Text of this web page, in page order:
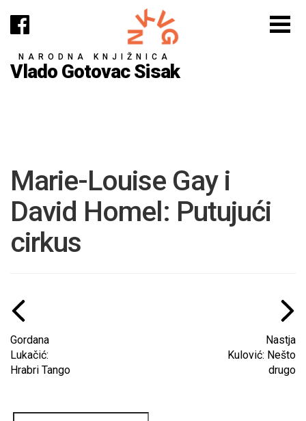
NARODNA KNJIŽNICA
Vlado Gotovac Sisak
Marie-Louise Gay i
David Homel: Putujući
cirkus
Gordana
Lukačić:
Hrabri Tango
Nastja
Kulović: Nešto
drugo